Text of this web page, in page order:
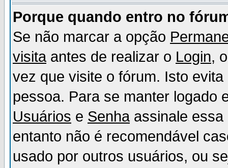
Porque quando entro no
Se não marcar a opção
visitaantes de realizar o Login,
vez que visite o fórum. Isto
pessoa. Para se manter
Usuários e Senhaassinale essa
entanto não é recomendável
usado por outros usuários, ou